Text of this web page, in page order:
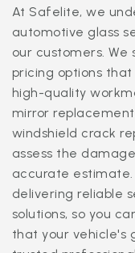
At Safelite, we
automotive glass
our customers.
pricing options
high-quality
mirror
windshield crack
assess the
accurate
delivering reliable
solutions, so you
that your vehicle's